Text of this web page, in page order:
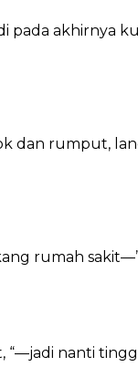
pada akhirnya
dan rumput,
rumah
“—jadi nanti